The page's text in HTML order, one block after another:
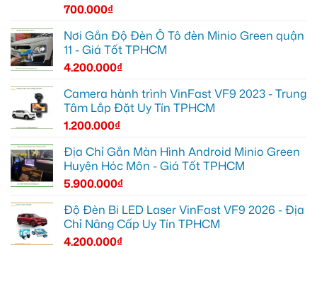
700.000₫
Nơi Gắn Độ Đèn Ô Tô đèn Minio Green quận
11 - Giá Tốt TPHCM
4.200.000₫
Camera hành trình VinFast VF9 2023 - Trung
Tâm Lắp Đặt Uy Tín TPHCM
1.200.000₫
Địa Chỉ Gắn Màn Hình Android Minio Green
Huyện Hóc Môn - Giá Tốt TPHCM
5.900.000₫
Độ Đèn Bi LED Laser VinFast VF9 2026 - Địa
Chỉ Nâng Cấp Uy Tín TPHCM
4.200.000₫